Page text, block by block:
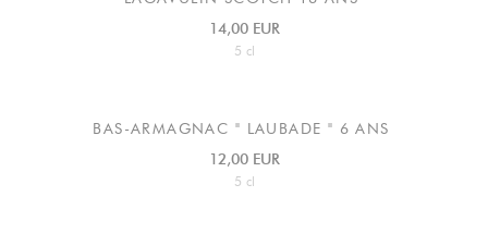
14,00 EUR
5 cl
BAS-ARMAGNAC " LAUBADE " 6 ANS
12,00 EUR
5 cl